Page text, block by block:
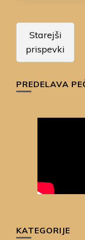
Navigacija
prispevkov
Starejši
prispevki
PREDELAVA
KATEGORIJE